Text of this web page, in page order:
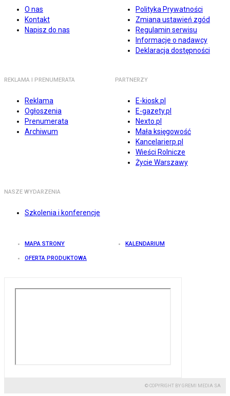
O nas
Kontakt
Napisz do nas
Polityka Prywatności
Zmiana ustawień zgód
Regulamin serwisu
Informacje o nadawcy
Deklaracja dostępności
REKLAMA I PRENUMERATA
Reklama
Ogłoszenia
Prenumerata
Archiwum
PARTNERZY
E-kiosk.pl
E-gazety.pl
Nexto.pl
Mała księgowość
Kancelarierp.pl
Wieści Rolnicze
Życie Warszawy
NASZE WYDARZENIA
Szkolenia i konferencje
MAPA STRONY KALENDARIUM
OFERTA PRODUKTOWA
© COPYRIGHT BY GREMI MEDIA SA